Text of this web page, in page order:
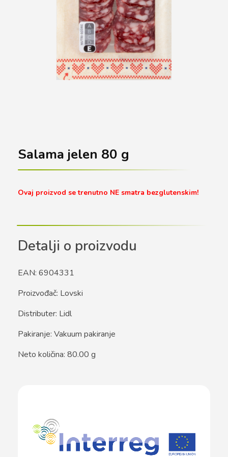
Salama jelen 80 g
Ovaj proizvod se trenutno NE smatra bezglutenskim!
Detalji o proizvodu
EAN: 6904331
Proizvođač: Lovski
Distributer: Lidl
Pakiranje: Vakuum pakiranje
Neto količina: 80.00 g